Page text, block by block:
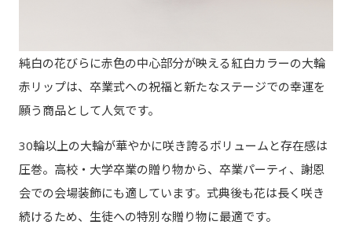
純白の花びらに赤色の中心部分が映える紅白カラーの大輪
赤リップは、卒業式への祝福と新たなステージでの幸運を
願う商品として人気です。
30輪以上の大輪が華やかに咲き誇るボリュームと存在感は
圧巻。高校・大学卒業の贈り物から、卒業パーティ、謝恩
会での会場装飾にも適しています。式典後も花は長く咲き
続けるため、生徒への特別な贈り物に最適です。